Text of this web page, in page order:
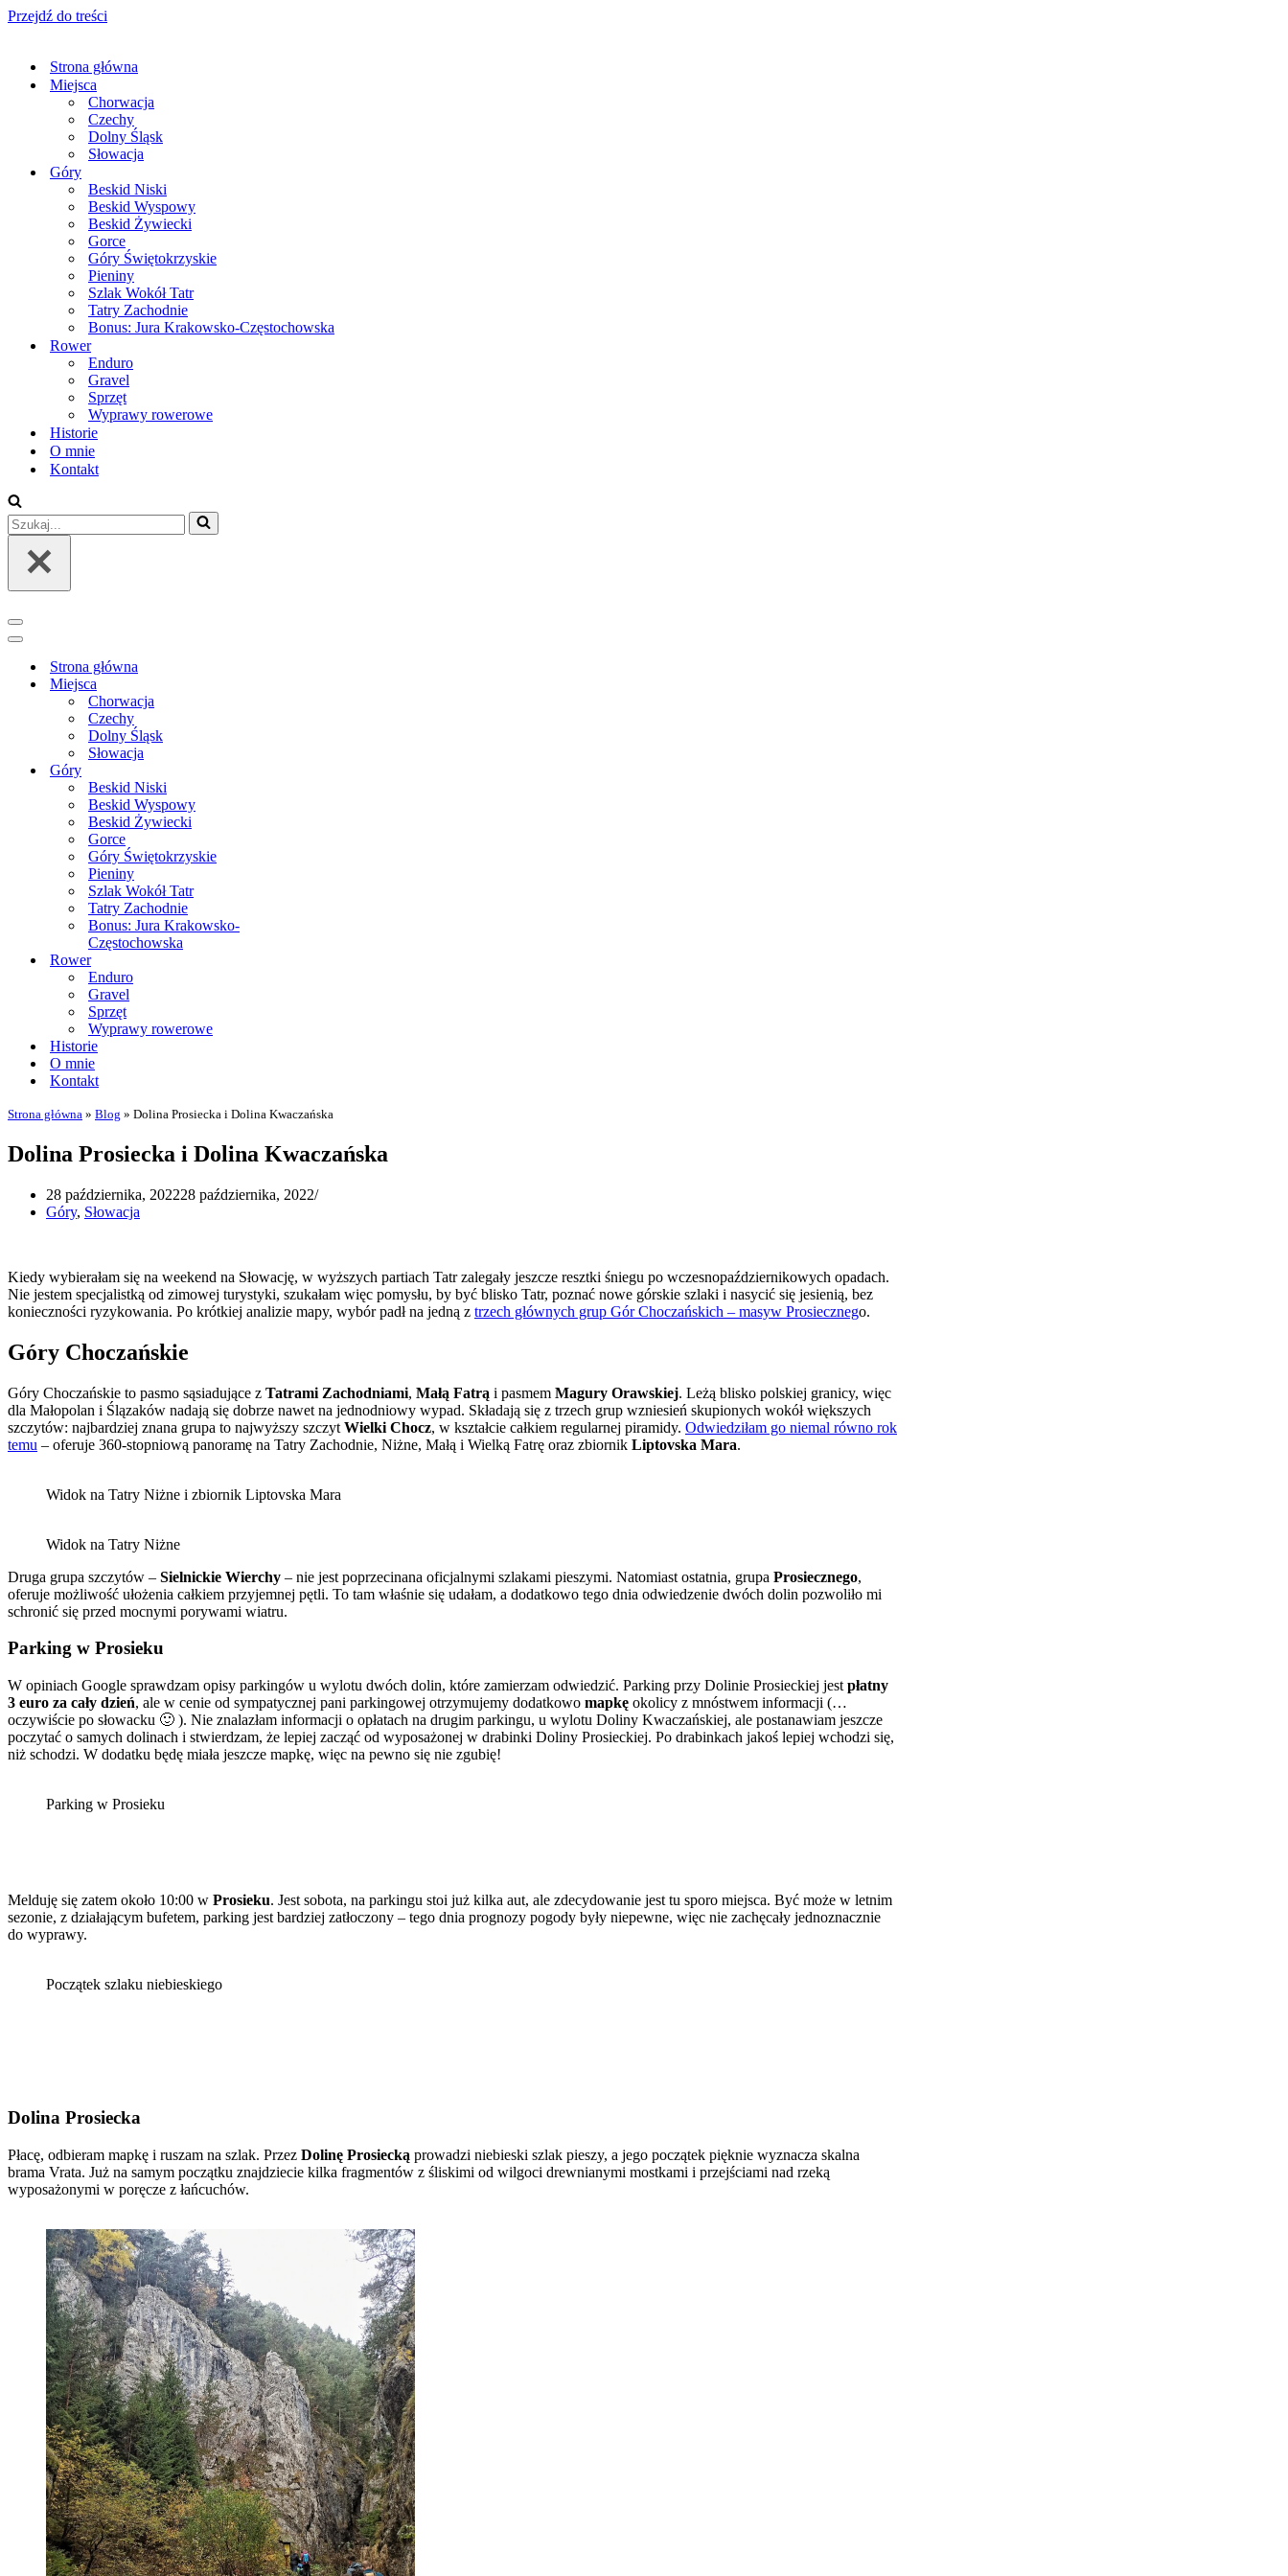
Przejdź do treści
Strona główna
Miejsca
Chorwacja
Czechy
Dolny Śląsk
Słowacja
Góry
Beskid Niski
Beskid Wyspowy
Beskid Żywiecki
Gorce
Góry Świętokrzyskie
Pieniny
Szlak Wokół Tatr
Tatry Zachodnie
Bonus: Jura Krakowsko-Częstochowska
Rower
Enduro
Gravel
Sprzęt
Wyprawy rowerowe
Historie
O mnie
Kontakt
Szukaj...
Menu
nawigacji
Menu
nawigacjiStrona główna
Miejsca
Chorwacja
Czechy
Dolny Śląsk
Słowacja
Góry
Beskid Niski
Beskid Wyspowy
Beskid Żywiecki
Gorce
Góry Świętokrzyskie
Pieniny
Szlak Wokół Tatr
Tatry Zachodnie
Bonus: Jura Krakowsko-
Częstochowska
Rower
Enduro
Gravel
Sprzęt
Wyprawy rowerowe
Historie
O mnie
Kontakt
Strona główna » Blog » Dolina Prosiecka i Dolina Kwaczańska
Dolina Prosiecka i Dolina Kwaczańska
28 października, 202228 października, 2022
Góry, Słowacja
Kiedy wybierałam się na weekend na Słowację, w wyższych partiach Tatr zalegały jeszcze resztki śniegu po wczesnopaździernikowych opadach.
Nie jestem specjalistką od zimowej turystyki, szukałam więc pomysłu, by być blisko Tatr, poznać nowe górskie szlaki i nasycić się jesienią, bez
konieczności ryzykowania. Po krótkiej analizie mapy, wybór padł na jedną z trzech głównych grup Gór Choczańskich – masyw Prosiecznego.
Góry Choczańskie
Góry Choczańskie to pasmo sąsiadujące z Tatrami Zachodniami, Małą Fatrą i pasmem Magury Orawskiej. Leżą blisko polskiej granicy, więc
dla Małopolan i Ślązaków nadają się dobrze nawet na jednodniowy wypad. Składają się z trzech grup wzniesień skupionych wokół większych
szczytów: najbardziej znana grupa to najwyższy szczyt Wielki Chocz, w kształcie całkiem regularnej piramidy. Odwiedziłam go niemal równo rok
temu – oferuje 360-stopniową panoramę na Tatry Zachodnie, Niżne, Małą i Wielką Fatrę oraz zbiornik Liptovska Mara.
Widok na Tatry Niżne i zbiornik Liptovska Mara
Widok na Tatry Niżne
Druga grupa szczytów – Sielnickie Wierchy – nie jest poprzecinana oficjalnymi szlakami pieszymi. Natomiast ostatnia, grupa Prosiecznego,
oferuje możliwość ułożenia całkiem przyjemnej pętli. To tam właśnie się udałam, a dodatkowo tego dnia odwiedzenie dwóch dolin pozwoliło mi
schronić się przed mocnymi porywami wiatru.
Parking w Prosieku
W opiniach Google sprawdzam opisy parkingów u wylotu dwóch dolin, które zamierzam odwiedzić. Parking przy Dolinie Prosieckiej jest płatny
3 euro za cały dzień, ale w cenie od sympatycznej pani parkingowej otrzymujemy dodatkowo mapkę okolicy z mnóstwem informacji (…
oczywiście po słowacku 🙂 ). Nie znalazłam informacji o opłatach na drugim parkingu, u wylotu Doliny Kwaczańskiej, ale postanawiam jeszcze
poczytać o samych dolinach i stwierdzam, że lepiej zacząć od wyposażonej w drabinki Doliny Prosieckiej. Po drabinkach jakoś lepiej wchodzi się,
niż schodzi. W dodatku będę miała jeszcze mapkę, więc na pewno się nie zgubię!
Parking w Prosieku
Melduję się zatem około 10:00 w Prosieku. Jest sobota, na parkingu stoi już kilka aut, ale zdecydowanie jest tu sporo miejsca. Być może w letnim
sezonie, z działającym bufetem, parking jest bardziej zatłoczony – tego dnia prognozy pogody były niepewne, więc nie zachęcały jednoznacznie
do wyprawy.
Początek szlaku niebieskiego
Dolina Prosiecka
Płacę, odbieram mapkę i ruszam na szlak. Przez Dolinę Prosiecką prowadzi niebieski szlak pieszy, a jego początek pięknie wyznacza skalna
brama Vrata. Już na samym początku znajdziecie kilka fragmentów z śliskimi od wilgoci drewnianymi mostkami i przejściami nad rzeką
wyposażonymi w poręcze z łańcuchów.